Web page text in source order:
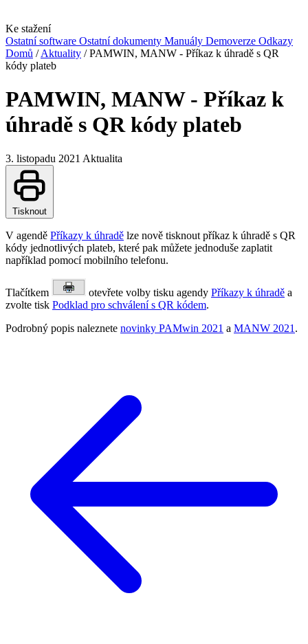
Ke stažení
Ostatní software Ostatní dokumenty Manuály Demoverze Odkazy
Domů / Aktuality / PAMWIN, MANW - Příkaz k úhradě s QR
kódy plateb
PAMWIN, MANW - Příkaz k
úhradě s QR kódy plateb
3. listopadu 2021 Aktualita
Tisknout
V agendě Příkazy k úhradě lze nově tisknout příkaz k úhradě s QR
kódy jednotlivých plateb, které pak můžete jednoduše zaplatit
například pomocí mobilního telefonu.
Tlačítkem otevřete volby tisku agendy Příkazy k úhradě a
zvolte tisk Podklad pro schválení s QR kódem.
Podrobný popis naleznete novinky PAMwin 2021 a MANW 2021 .